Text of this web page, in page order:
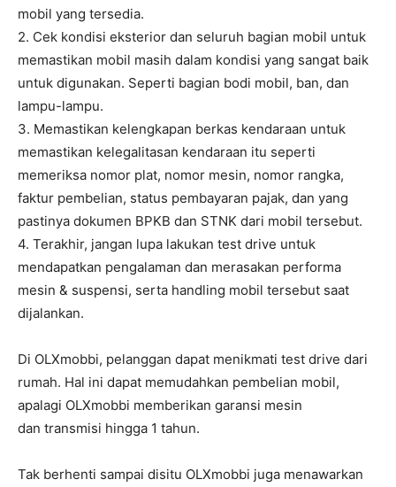
mobil yang tersedia.
2. Cek kondisi eksterior dan seluruh bagian mobil untuk
memastikan mobil masih dalam kondisi yang sangat baik
untuk digunakan. Seperti bagian bodi mobil, ban, dan
lampu-lampu.
3. Memastikan kelengkapan berkas kendaraan untuk
memastikan kelegalitasan kendaraan itu seperti
memeriksa nomor plat, nomor mesin, nomor rangka,
faktur pembelian, status pembayaran pajak, dan yang
pastinya dokumen BPKB dan STNK dari mobil tersebut.
4. Terakhir, jangan lupa lakukan test drive untuk
mendapatkan pengalaman dan merasakan performa
mesin & suspensi, serta handling mobil tersebut saat
dijalankan.
Di OLXmobbi, pelanggan dapat menikmati test drive dari
rumah. Hal ini dapat memudahkan pembelian mobil,
apalagi OLXmobbi memberikan garansi mesin
dan transmisi hingga 1 tahun.
Tak berhenti sampai disitu OLXmobbi juga menawarkan